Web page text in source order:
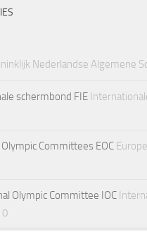
Nederlandse Algemene
FIE
EOC
IOC
0